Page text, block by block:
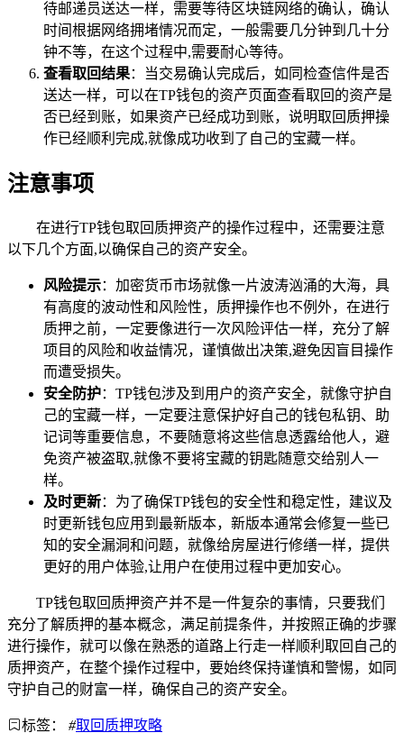
待邮递员送达一样，需要等待区块链网络的确认，确认
时间根据网络拥堵情况而定，一般需要几分钟到几十分
钟不等，在这个过程中,需要耐心等待。
查看取回结果：当交易确认完成后，如同检查信件是否
送达一样，可以在TP钱包的资产页面查看取回的资产是
否已经到账，如果资产已经成功到账，说明取回质押操
作已经顺利完成,就像成功收到了自己的宝藏一样。
注意事项
在进行TP钱包取回质押资产的操作过程中，还需要注意
以下几个方面,以确保自己的资产安全。
风险提示：加密货币市场就像一片波涛汹涌的大海，具
有高度的波动性和风险性，质押操作也不例外，在进行
质押之前，一定要像进行一次风险评估一样，充分了解
项目的风险和收益情况，谨慎做出决策,避免因盲目操作
而遭受损失。
安全防护：TP钱包涉及到用户的资产安全，就像守护自
己的宝藏一样，一定要注意保护好自己的钱包私钥、助
记词等重要信息，不要随意将这些信息透露给他人，避
免资产被盗取,就像不要将宝藏的钥匙随意交给别人一
样。
及时更新：为了确保TP钱包的安全性和稳定性，建议及
时更新钱包应用到最新版本，新版本通常会修复一些已
知的安全漏洞和问题，就像给房屋进行修缮一样，提供
更好的用户体验,让用户在使用过程中更加安心。
TP钱包取回质押资产并不是一件复杂的事情，只要我们
充分了解质押的基本概念，满足前提条件，并按照正确的步骤
进行操作，就可以像在熟悉的道路上行走一样顺利取回自己的
质押资产，在整个操作过程中，要始终保持谨慎和警惕，如同
守护自己的财富一样，确保自己的资产安全。
标签： #取回质押攻略